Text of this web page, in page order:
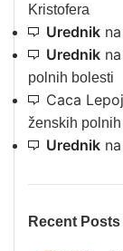
Kristofera
Urednik na
Urednik na
polnih bolesti
Caca
ženskih
Urednik na
Recent Posts